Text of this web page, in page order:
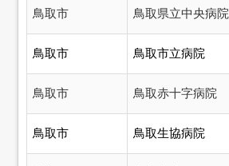
鳥取市 鳥取県立中央病院
鳥取市 鳥取市立病院
鳥取市 鳥取赤十字病院
鳥取市 鳥取生協病院